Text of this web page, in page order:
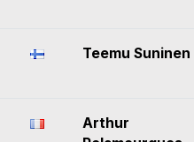
Teemu Suninen
Arthur